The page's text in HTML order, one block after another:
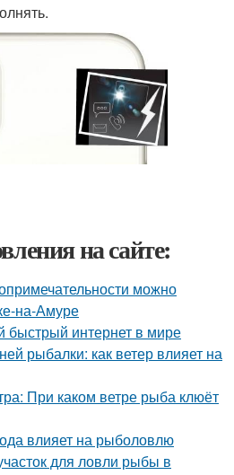
на сайте:
можно
на-Амуре
быстрый интернет в мире
рыбалки: как ветер влияет на
При каком ветре рыба клюёт
влияет на рыболовлю
для ловли рыбы в